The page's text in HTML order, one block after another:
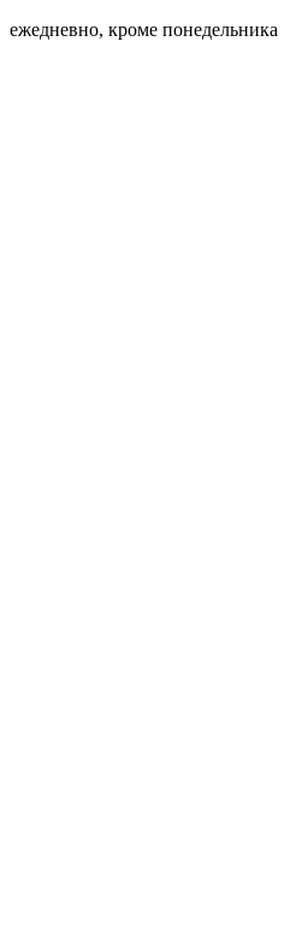
ежедневно, кроме понедельника